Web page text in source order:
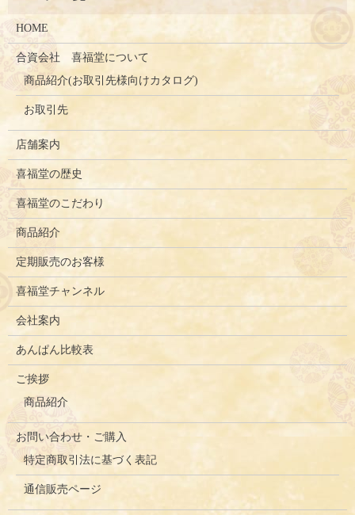
HOME
合資会社 喜福堂について
商品紹介(お取引先様向けカタログ)
お取引先
店舗案内
喜福堂の歴史
喜福堂のこだわり
商品紹介
定期販売のお客様
喜福堂チャンネル
会社案内
あんぱん比較表
ご挨拶
商品紹介
お問い合わせ・ご購入
特定商取引法に基づく表記
通信販売ページ